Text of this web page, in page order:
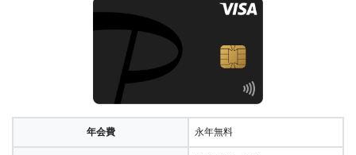
年会費 永年無料